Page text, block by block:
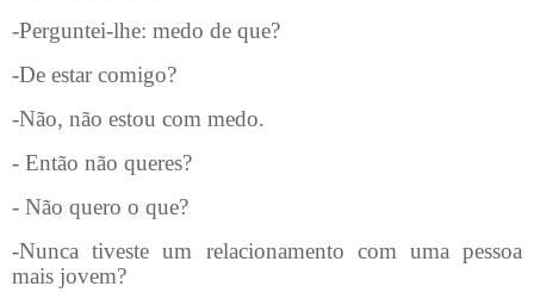
-Perguntei-lhe: medo de que?
-De estar comigo?
-Não, não estou com medo.
- Então não queres?
- Não quero o que?
-Nunca tiveste um relacionamento com uma pessoa
mais jovem?